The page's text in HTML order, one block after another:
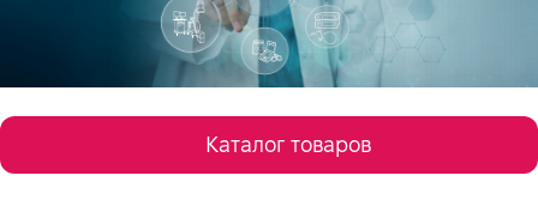
Каталог товаров